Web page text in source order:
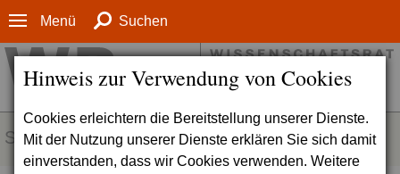
Hinweis zur Verwendung von Cookies
Cookies erleichtern die Bereitstellung unserer Dienste.
Mit der Nutzung unserer Dienste erklären Sie sich damit
einverstanden, dass wir Cookies verwenden. Weitere
Menü Suchen
SERVICE